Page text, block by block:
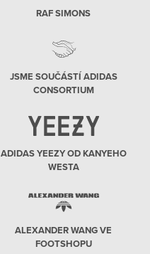
RAF SIMONS
JSME SOUČÁSTÍ ADIDAS
CONSORTIUM
ADIDAS YEEZY OD KANYEHO
WESTA
ALEXANDER WANG VE
FOOTSHOPU